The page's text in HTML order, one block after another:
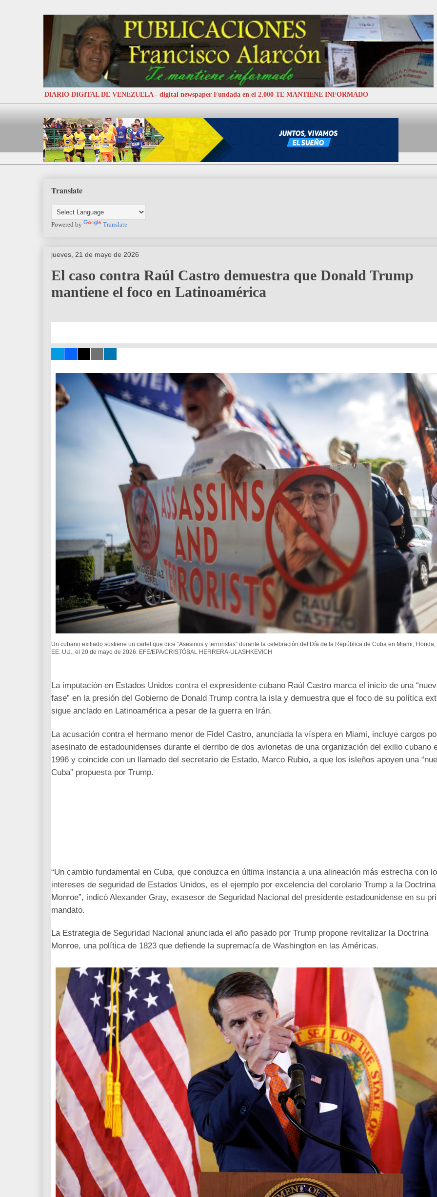
DIARIO DIGITAL DE VENEZUELA - digital newspaper Fundada en el 2.000 TE MANTIENE INFORMADO
Translate
Powered by Translate
jueves, 21 de mayo de 2026
El caso contra Raúl Castro demuestra que Donald Trump
mantiene el foco en Latinoamérica
Un cubano exiliado sostiene un cartel que dice “Asesinos y terroristas” durante la celebración del Día de la República de Cuba en Miami, Florida,
EE. UU., el 20 de mayo de 2026. EFE/EPA/CRISTÓBAL HERRERA-ULASHKEVICH
La imputación en Estados Unidos contra el expresidente cubano Raúl Castro marca el inicio de una
fase” en la presión del Gobierno de Donald Trump contra la isla y demuestra que el foco de su política
sigue anclado en Latinoamérica a pesar de la guerra en Irán.
Ads by
La acusación contra el hermano menor de Fidel Castro, anunciada la víspera en Miami, incluye cargos
asesinato de estadounidenses durante el derribo de dos avionetas de una organización del exilio cubano
1996 y coincide con un llamado del secretario de Estado, Marco Rubio, a que los isleños apoyen una
Cuba” propuesta por Trump.
“Un cambio fundamental en Cuba, que conduzca en última instancia a una alineación más estrecha con
intereses de seguridad de Estados Unidos, es el ejemplo por excelencia del corolario Trump a la Doctrina
Monroe”, indicó Alexander Gray, exasesor de Seguridad Nacional del presidente estadounidense en su
mandato.
La Estrategia de Seguridad Nacional anunciada el año pasado por Trump propone revitalizar la Doctrina
Monroe, una política de 1823 que defiende la supremacía de Washington en las Américas.